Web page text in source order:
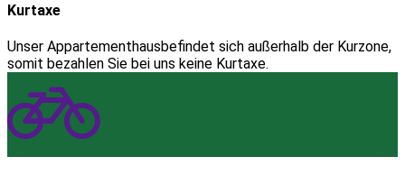
Kurtaxe
Unser Appartementhausbefindet sich außerhalb der Kurzone,
somit bezahlen Sie bei uns keine Kurtaxe.